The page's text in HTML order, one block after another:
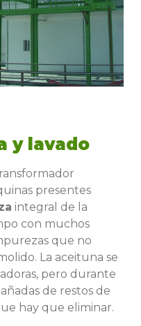
y lavado
presentes
integral de la
con muchos
que no
La aceituna se
pero durante
de restos de
hay que eliminar.